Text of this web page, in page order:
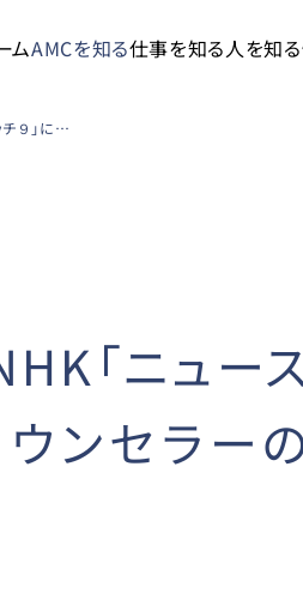
ムAMCを知る仕事を知る人を知る
８/29（金）21：00～ NHK「ニュースウオッチ９」に当社管理栄養士・メノポーズカウンセラーの三浦知代が出演しました。
「ニュー
ウンセラ